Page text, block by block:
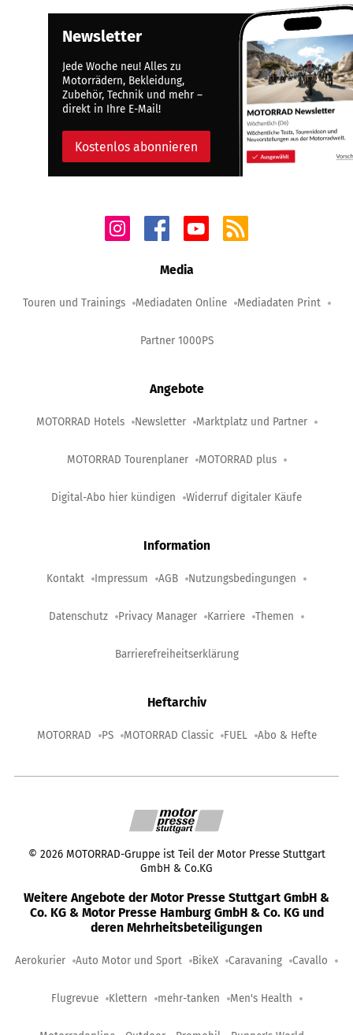
Newsletter
Jede Woche neu! Alles zu
Motorrädern, Bekleidung,
Zubehör, Technik und mehr –
direkt in Ihre E-Mail!
Kostenlos abonnieren
Media
Touren und Trainings Mediadaten Online Mediadaten Print
Partner 1000PS
Angebote
MOTORRAD Hotels Newsletter Marktplatz und Partner
MOTORRAD Tourenplaner MOTORRAD plus
Digital-Abo hier kündigen Widerruf digitaler Käufe
Information
Kontakt Impressum AGB Nutzungsbedingungen
Datenschutz Privacy Manager Karriere Themen
Barrierefreiheitserklärung
Heftarchiv
MOTORRAD PS MOTORRAD Classic FUEL Abo & Hefte
© 2026 MOTORRAD-Gruppe ist Teil der Motor Presse Stuttgart
GmbH & Co.KG
Weitere Angebote der Motor Presse Stuttgart GmbH &
Co. KG & Motor Presse Hamburg GmbH & Co. KG und
deren Mehrheitsbeteiligungen
Aerokurier Auto Motor und Sport BikeX Caravaning Cavallo
Flugrevue Klettern mehr-tanken Men's Health